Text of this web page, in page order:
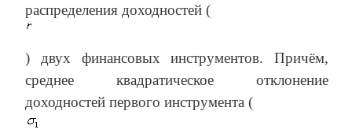
распределения доходностей (
) двух финансовых инструментов. Причём,
среднее квадратическое отклонение
доходностей первого инструмента (